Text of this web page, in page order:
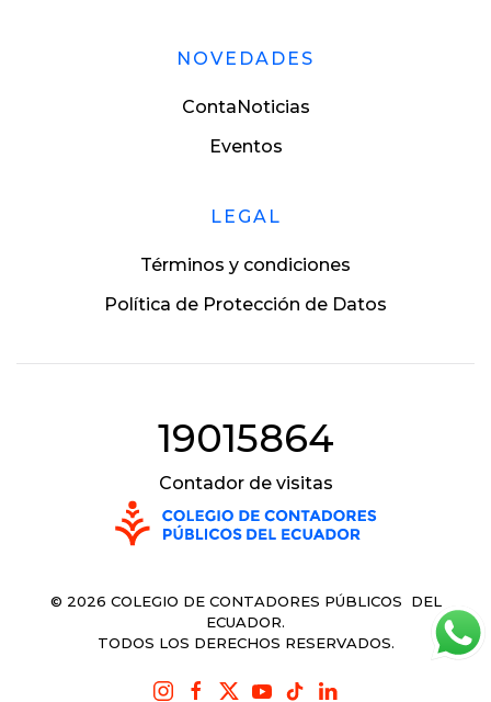
NOVEDADES
ContaNoticias
Eventos
LEGAL
Términos y condiciones
Política de Protección de Datos
19015864
Contador de visitas
© 2026 COLEGIO DE CONTADORES PÚBLICOS DEL
ECUADOR.
TODOS LOS DERECHOS RESERVADOS.